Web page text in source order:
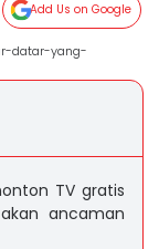
Add Us on Google
datar-yang-
TV gratis
ancaman